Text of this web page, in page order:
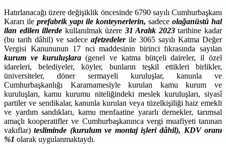
Hatırlanacağı üzere değişiklik öncesinde 6790 sayılı Cumhurbaşkanı
Kararı ile prefabrik yapı ile konteynerlerin, sadece olağanüstü hal
ilan edilen illerde kullanılmak üzere 31 Aralık 2023tarihine kadar
(bu tarih dâhil) ve sadece afetzedelerile 3065 sayılı Katma Değer
Vergisi Kanununun 17 nci maddesinin birinci fıkrasında sayılan
kurum ve kuruluşlara(genel ve katma bütçeli daireler, il özel
idareleri, belediyeler, köyler, bunların teşkil ettikleri birlikler,
üniversiteler, döner sermayeli kuruluşlar, kanunla ve
Cumhurbaşkanlığı Kararnamesiyle kurulan kamu kurum ve
kuruluşları, kamu kurumu niteliğindeki meslek kuruluşları, siyasî
partiler ve sendikalar, kanunla kurulan veya tüzelkişiliği haiz emekli
ve yardım sandıkları, kamu menfaatine yararlı dernekler, tarımsal
amaçlı kooperatifler ve Cumhurbaşkanınca vergi muafiyeti tanınan
vakıflar)tesliminde (kurulum ve montaj işleri dâhil), KDV oranı
%1 olarak uygulanmaktaydı.